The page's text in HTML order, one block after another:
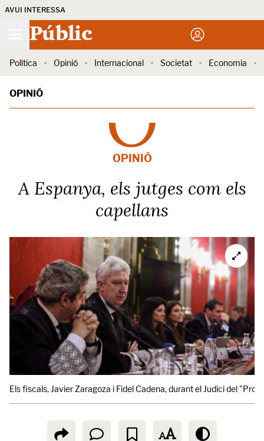
AVUI INTERESSA
Públic
Política Opinió Internacional Societat Economia
OPINIÓ
OPINIÓ
A Espanya, els jutges com els
capellans
Els fiscals, Javier Zaragoza i Fidel Cadena, durant el Judici del